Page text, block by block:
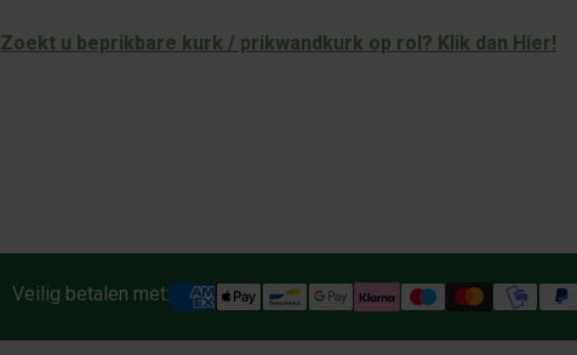
Zoekt u beprikbare kurk / prikwandkurk op rol? Klik dan Hier!
Veilig betalen met: